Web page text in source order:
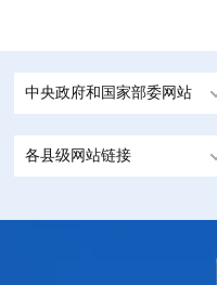
中央政府和国家部委网站
各县级网站链接